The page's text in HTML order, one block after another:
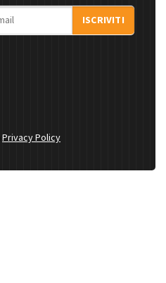
ISCRIVITI
Privacy Policy